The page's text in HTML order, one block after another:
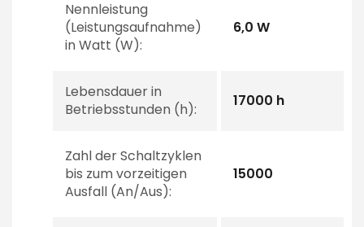
Nennleistung
(Leistungsaufnahme)
in Watt (W):
6,0 W
Lebensdauer in
Betriebsstunden (h):
17000 h
Zahl der Schaltzyklen
bis zum vorzeitigen
Ausfall (An/Aus):
15000